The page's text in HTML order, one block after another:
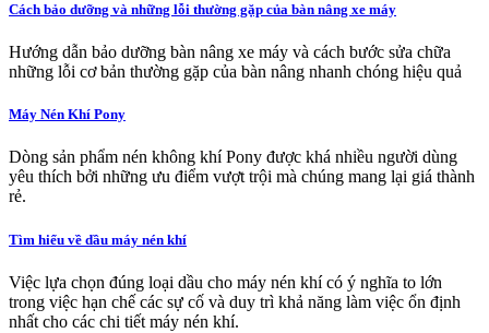
Cách bảo dưỡng và những lỗi thường gặp của bàn nâng xe máy
Hướng dẫn bảo dưỡng bàn nâng xe máy và cách bước sửa chữa
những lỗi cơ bản thường gặp của bàn nâng nhanh chóng hiệu quả
Máy Nén Khí Pony
Dòng sản phẩm nén không khí Pony được khá nhiều người dùng
yêu thích bởi những ưu điểm vượt trội mà chúng mang lại giá thành
rẻ.
Tìm hiểu về dầu máy nén khí
Việc lựa chọn đúng loại dầu cho máy nén khí có ý nghĩa to lớn
trong việc hạn chế các sự cố và duy trì khả năng làm việc ổn định
nhất cho các chi tiết máy nén khí.